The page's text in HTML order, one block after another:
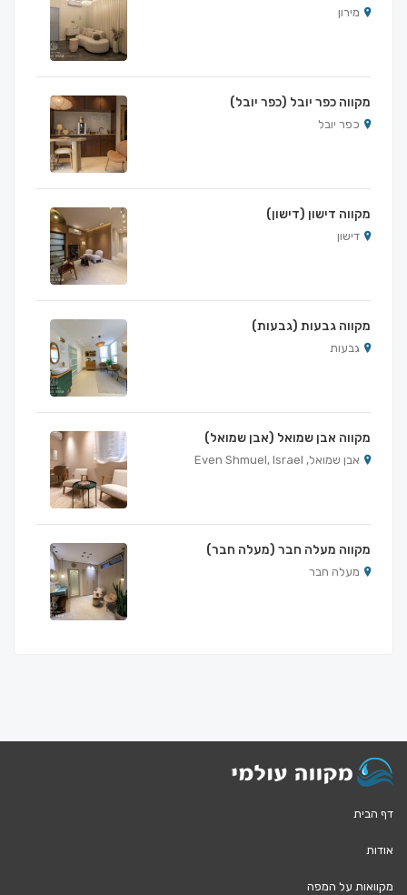
מירון
מקווה כפר יובל (כפר יובל)
כפר יובל
מקווה דישון (דישון)
דישון
מקווה גבעות (גבעות)
גבעות
מקווה אבן שמואל (אבן שמואל)
אבן שמואל, Even Shmuel, Israel
מקווה מעלה חבר (מעלה חבר)
מעלה חבר
דף הבית
אודות
מקוואות על המפה